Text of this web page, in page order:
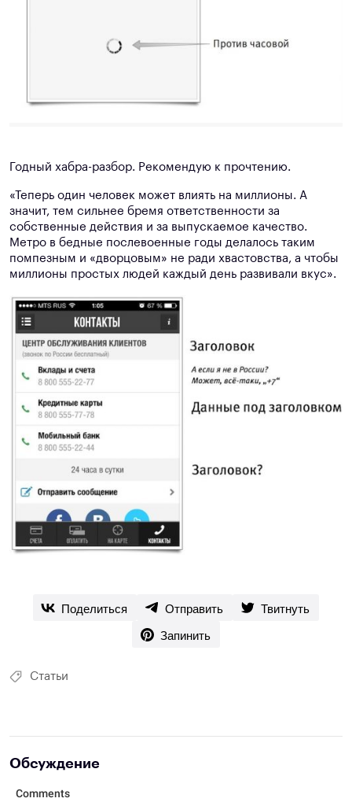
Годный хабра-разбор. Рекомендую к прочтению.
«Теперь один человек может влиять на миллионы. А
значит, тем сильнее бремя ответственности за
собственные действия и за выпускаемое качество.
Метро в бедные послевоенные годы делалось таким
помпезным и «дворцовым» не ради хвастовства, а чтобы
миллионы простых людей каждый день развивали вкус».
Поделиться Отправить
Твитнуть
Запинить
Статьи
Обсуждение